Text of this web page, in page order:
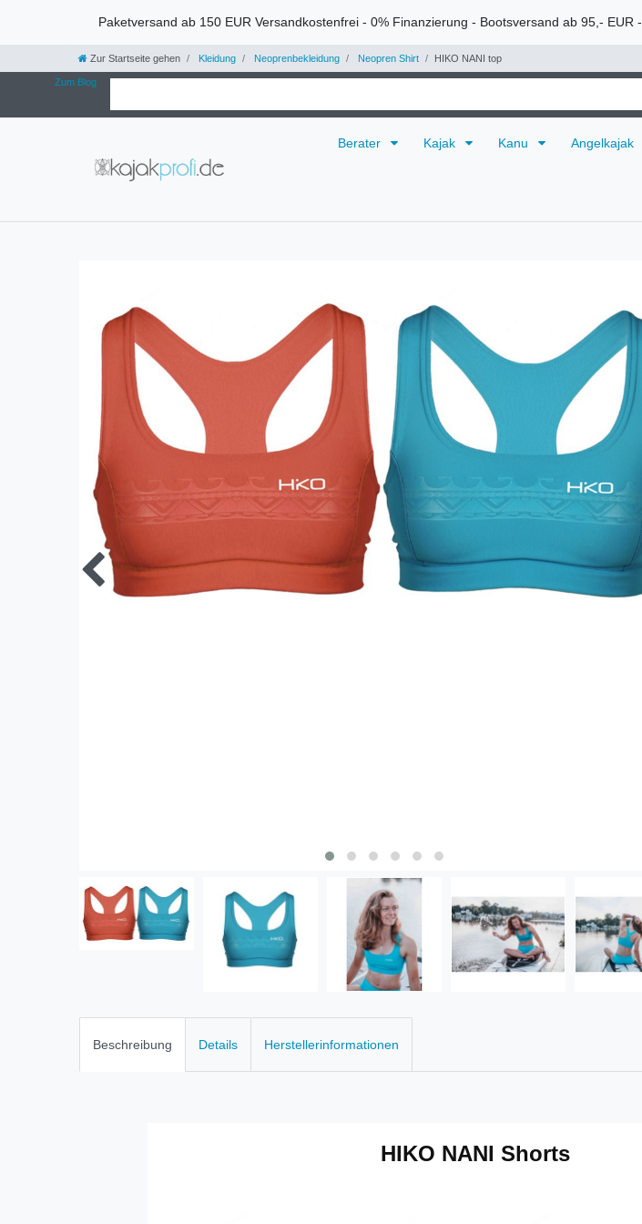
Paketversand ab 150 EUR Versandkostenfrei - 0% Finanzierung - Bootsversand ab 95,- EUR -
Zur Startseite gehen Kleidung Neoprenbekleidung Neopren Shirt HIKO NANI top
Zum Blog
Berater Kajak Kanu Angelkajak
Beschreibung Details Herstellerinformationen
HIKO NANI Shorts